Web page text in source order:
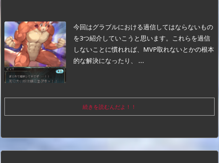
今回はグラブルにおける過信してはならないもの
を3つ紹介していこうと思います。これらを過信
しないことに慣れれば、MVP取れないとかの根本
的な解決になったり、 ...
続きを読むんだよ！！